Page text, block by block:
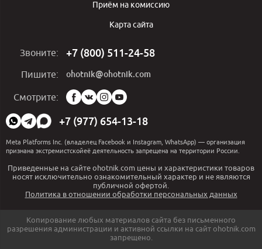
Приём на комиссию
Карта сайта
Звоните: +7 (800) 511-24-58
Пишите: ohotnik@ohotnik.com
Смотрите:
Мы
в
социальных
сетях:
+7 (977) 654-13-18
Meta Platforms Inc. (владелец Facebook и Instagram, WhatsApp) — организация
признана экстремистскойеё деятельность запрещена на территории России.
Приведенные на сайте ohotnik.com цены и характеристики товаров
носят исключительно ознакомительный характер и не являются
публичной офертой.
Политика в отношении обработки персональных данных
Копирование любых материалов сайта без письменного
разрешения администрации и активной ссылки на сайт ohotnik.com
запрещено.